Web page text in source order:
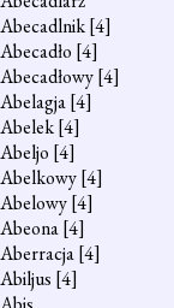
Abecadlnik[4]
Abecadło [4]
Abecadłowy[4]
Abelagja[4]
Abelek[4]
Abeljo [4]
Abelkowy[4]
Abelowy[4]
Abeona[4]
Aberracja[4]
Abiljus [4]